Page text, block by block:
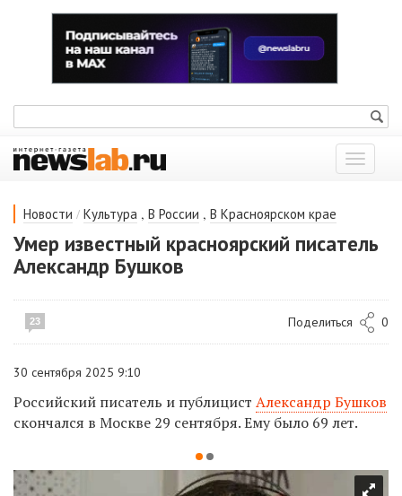
Показать
меню
Новости / Культура , В России , В Красноярском крае
Умер известный красноярский писатель
Александр Бушков
23 Поделиться 0
30 сентября 2025 9:10
Российский писатель и публицист Александр Бушков
скончался в Москве 29 сентября. Ему было 69 лет.